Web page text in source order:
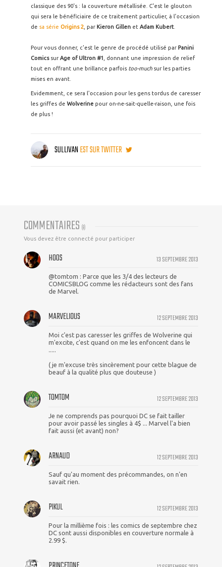
classique des 90's : la couverture métallisée. C'est le glouton
qui sera le bénéficiaire de ce traitement particulier, à l'occasion
de sa série Origins 2 , par Kieron Gillen et Adam Kubert
Pour vous donner, c'est le genre de procédé utilisé par Panini
Comics surAge of Ultron #1 , donnant une impression de relief
tout en offrant une brillance parfois too-much sur les parties
mises en avant.
Evidemment, ce sera l'occasion pour les gens tordus de caresser
les griffes de Wolverine pour on-ne-sait-quelle-raison, une fois
de plus !
SULLIVANEST SUR TWITTER
COMMENTAIRES (8)
Vous devez être connecté pour participer
13 SEPTEMBRE 2013
HOOS
@tomtom : Parce que les 3/4 des lecteurs de
COMICSBLOG comme les rédacteurs sont des fans
de Marvel.
12 SEPTEMBRE 2013
MARVELIOUS
Moi c'est pas caresser les griffes de Wolverine qui
m'excite, c'est quand on me les enfoncent dans le
.....
( je m'excuse très sincèrement pour cette blague de
beauf à la qualité plus que douteuse )
12 SEPTEMBRE 2013
TOMTOM
Je ne comprends pas pourquoi DC se fait tailler
pour avoir passé les singles à 4$ ... Marvel l'a bien
fait aussi (et avant) non?
12 SEPTEMBRE 2013
ARNAUD
Sauf qu'au moment des précommandes, on n'en
savait rien.
12 SEPTEMBRE 2013
PIKUL
Pour la millième fois : les comics de septembre chez
DC sont aussi disponibles en couverture normale à
2.99 $.